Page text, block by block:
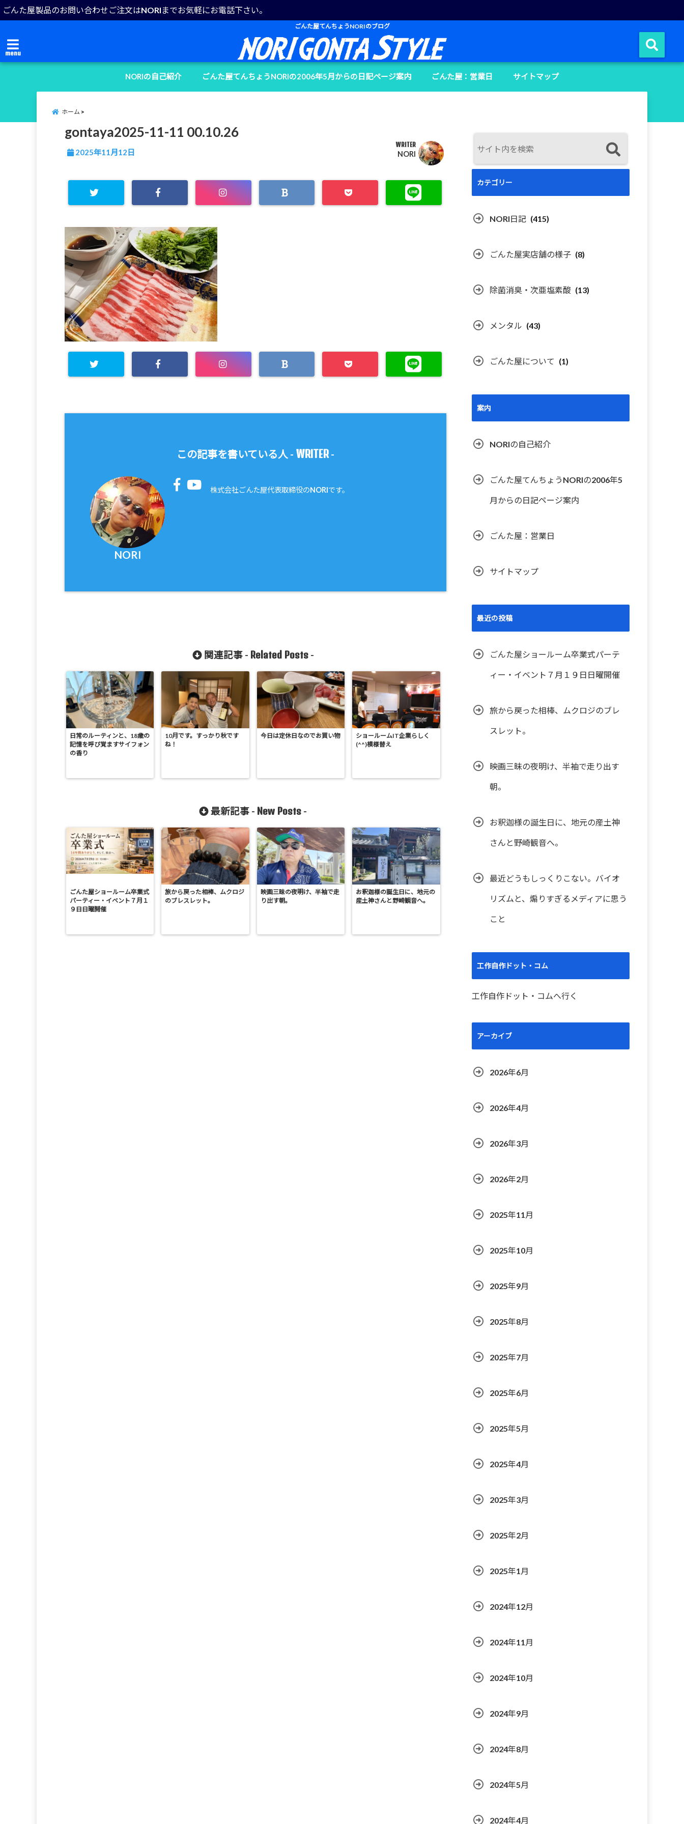
ごんた屋製品のお問い合わせご注文はNORIまでお気軽にお電話下さい。
ごんた屋てんちょうNORIのブログ
menu
NORIの自己紹介 ごんた屋てんちょうNORIの2006年5月からの日記ページ案内 ごんた屋：営業日 サイトマップ
ホーム
gontaya2025-11-11 00.10.26
2025年11月12日
WRITER
NORI
この記事を書いている人 - WRITER-
NORI
株式会社ごんた屋代表取締役のNORIです。
関連記事 - Related Posts-
日常のルーティンと、18歳の
記憶を呼び覚ますサイフォン
の香り
10月です。すっかり秋です
ね！
今日は定休日なのでお買い物
ショールームIT企業らしく
(^^)模様替え
最新記事 - New Posts -
ごんた屋ショールーム卒業式
パーティー・イベント７月１
９日日曜開催
旅から戻った相棒、ムクロジ
のブレスレット。
映画三昧の夜明け、半袖で走
り出す朝。
お釈迦様の誕生日に、地元の
産土神さんと野崎観音へ。
カテゴリー
NORI日記 (415)
ごんた屋実店舗の様子 (8)
除菌消臭・次亜塩素酸 (13)
メンタル (43)
ごんた屋について (1)
案内
NORIの自己紹介
ごんた屋てんちょうNORIの2006年5
月からの日記ページ案内
ごんた屋：営業日
サイトマップ
最近の投稿
ごんた屋ショールーム卒業式パーテ
ィー・イベント７月１９日日曜開催
旅から戻った相棒、ムクロジのブレ
スレット。
映画三昧の夜明け、半袖で走り出す
朝。
お釈迦様の誕生日に、地元の産土神
さんと野崎観音へ。
最近どうもしっくりこない。バイオ
リズムと、煽りすぎるメディアに思う
こと
工作自作ドット・コム
工作自作ドット・コムへ行く
アーカイブ
2026年6月
2026年4月
2026年3月
2026年2月
2025年11月
2025年10月
2025年9月
2025年8月
2025年7月
2025年6月
2025年5月
2025年4月
2025年3月
2025年2月
2025年1月
2024年12月
2024年11月
2024年10月
2024年9月
2024年8月
2024年5月
2024年4月